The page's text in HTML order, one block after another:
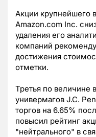
Акции крупнейшего
Amazon.com Inc.
удаления его
компаний
достижения
отметки.
Третья по величине
универмагов J.C.
торгов на 6.65%
повысил рейтинг
"нейтрального" в